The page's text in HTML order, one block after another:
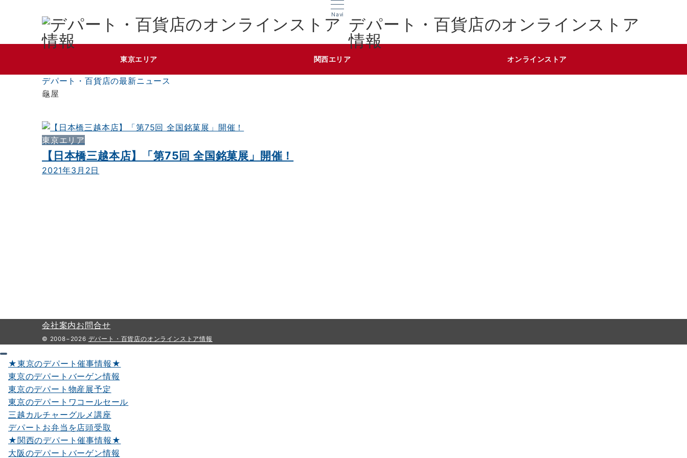
Navi
デパート・百貨店のオンラインストア
情報
東京エリア 関西エリア オンラインストア
デパート・百貨店の最新ニュース
龜屋
東京エリア
【日本橋三越本店】「第75回 全国銘菓展」開催！
2021年3月2日
会社案内お問合せ
© 2008−2026 デパート・百貨店のオンラインストア情報
★東京のデパート催事情報★
東京のデパートバーゲン情報
東京のデパート物産展予定
東京のデパートワコールセール
三越カルチャーグルメ講座
デパートお弁当を店頭受取
★関西のデパート催事情報★
大阪のデパートバーゲン情報